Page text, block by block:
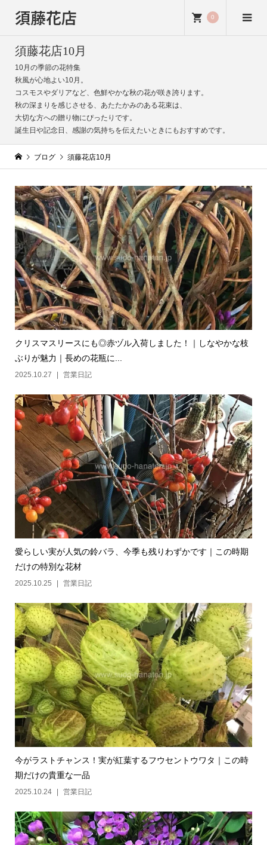
須藤花店 0
須藤花店10月
10月の季節の花特集
秋風が心地よい10月。
コスモスやダリアなど、色鮮やかな秋の花が咲き誇ります。
秋の深まりを感じさせる、あたたかみのある花束は、
大切な方への贈り物にぴったりです。
誕生日や記念日、感謝の気持ちを伝えたいときにもおすすめです。
ブログ 須藤花店10月
クリスマスリースにも◎赤ヅル入荷しました！｜しなやかな枝
ぶりが魅力｜長めの花瓶に...
2025.10.27 営業日記
愛らしい実が人気の鈴バラ、今季も残りわずかです｜この時期
だけの特別な花材
2025.10.25 営業日記
今がラストチャンス！実が紅葉するフウセントウワタ｜この時
期だけの貴重な一品
2025.10.24 営業日記